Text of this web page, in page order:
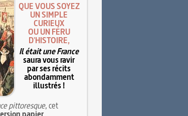
QUE VOUS SOYEZ
UN SIMPLE
CURIEUX
OU UN FÉRU
D'HISTOIRE,
Il était une France
saura vous ravir
par ses récits
abondamment
illustrés !
pittoresque, cet